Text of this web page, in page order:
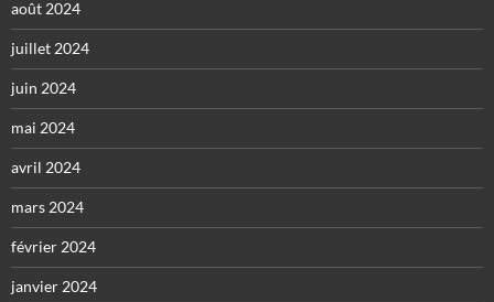
août 2024
juillet 2024
juin 2024
mai 2024
avril 2024
mars 2024
février 2024
janvier 2024